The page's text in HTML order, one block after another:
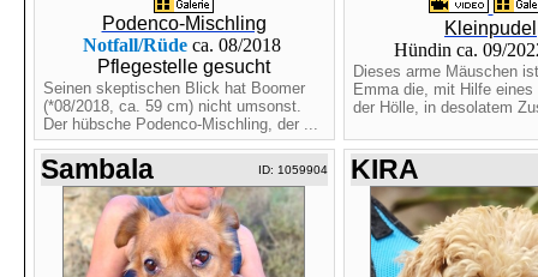
Podenco-Mischling
Notfall/Rüdeca. 08/2018
Pflegestelle gesucht
Seinen skeptischen Blick hat Boomer
(*08/2018, ca. 59 cm) nicht umsonst.
Der hübsche Podenco-Mischling, der ...
Kleinpudel
Hündin ca. 09/
Dieses arme Mäuschen
Emma die, mit Hilfe
der Hölle, in desolatem
Sambala ID: 1059904 KIRA